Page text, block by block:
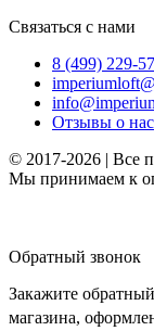
Связаться с нами
8 (499) 229-
Отзывы о нас
© 2017-2026 | Все
Мы принимаем к
Обратный звонок
Закажите
магазина,